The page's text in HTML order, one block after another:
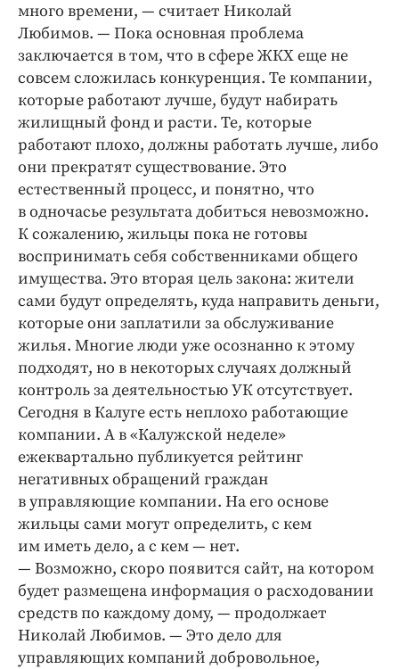
много времени, — считает Николай
Любимов. — Пока основная проблема
заключается в том, что в сфере ЖКХ еще не
совсем сложилась конкуренция. Те компании,
которые работают лучше, будут набирать
жилищный фонд и расти. Те, которые
работают плохо, должны работать лучше, либо
они прекратят существование. Это
естественный процесс, и понятно, что
в одночасье результата добиться невозможно.
К сожалению, жильцы пока не готовы
воспринимать себя собственниками общего
имущества. Это вторая цель закона: жители
сами будут определять, куда направить деньги,
которые они заплатили за обслуживание
жилья. Многие люди уже осознанно к этому
подходят, но в некоторых случаях должный
контроль за деятельностью УК отсутствует.
Сегодня в Калуге есть неплохо работающие
компании. А в «Калужской неделе»
ежеквартально публикуется рейтинг
негативных обращений граждан
в управляющие компании. На его основе
жильцы сами могут определить, с кем
им иметь дело, а с кем — нет.
— Возможно, скоро появится сайт, на котором
будет размещена информация о расходовании
средств по каждому дому, — продолжает
Николай Любимов. — Это дело для
управляющих компаний добровольное,